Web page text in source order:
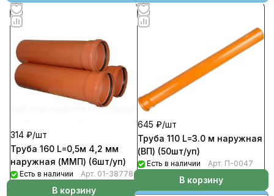
314 ₽/шт
Труба 160 L=0,5м 4,2 мм
наружная (ММП) (6шт/уп)
Есть в наличии Арт. 01-38778
В корзину
645 ₽/шт
Труба 110 L=3.0 м наружная
(ВП) (50шт/уп)
Есть в наличии Арт. П-0047
В корзину